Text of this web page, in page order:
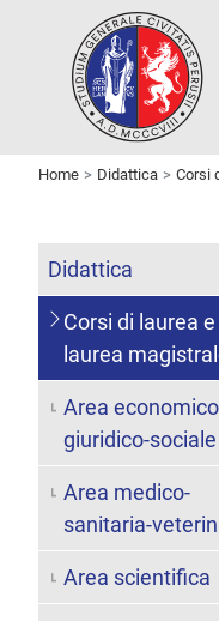
Home Didattica Corsi
Didattica
Corsi di laurea e
laurea
Area
giuridico-sociale
Area medico-
sanitaria-
Area scientifica